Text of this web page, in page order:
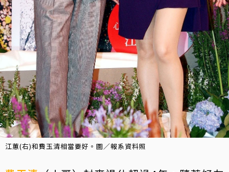
江蕙(右)和費玉清相當要好。圖／報系資料照